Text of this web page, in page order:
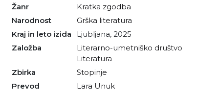
Žanr
kratka zgodba
Narodnost
grška literatura
Kraj in leto izida
Ljubljana, 2025
Založba
Literarno-umetniško društvo
Literatura
Zbirka
Stopinje
Prevod
Lara Unuk